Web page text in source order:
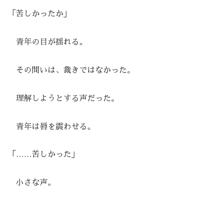
「苦しかったか」
青年の目が揺れる。
その問いは、裁きではなかった。
理解しようとする声だった。
青年は唇を震わせる。
「……苦しかった」
小さな声。